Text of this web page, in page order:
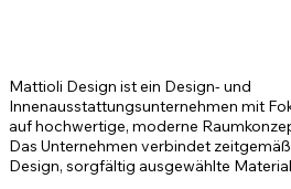
Mattioli Design ist ein Design- und
Innenausstattungsunternehmen mit
auf hochwertige, moderne
Das Unternehmen verbindet
Design, sorgfältig ausgewählte